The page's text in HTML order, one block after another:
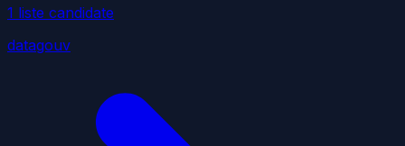
1 liste candidate
datagouv